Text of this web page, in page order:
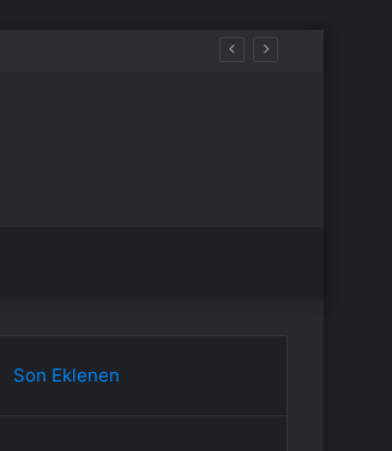
Son Eklenen